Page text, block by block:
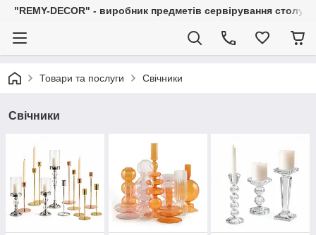
"REMY-DECOR" - виробник предметів сервірування
Товари та послуги Свічники
Свічники